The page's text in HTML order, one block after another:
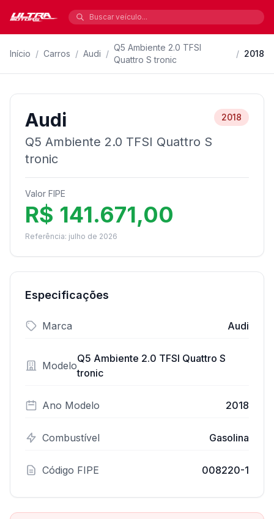
Início / Carros / Audi /
Q5 Ambiente 2.0 TFSI
Quattro S tronic
/ 2018
Audi
Q5 Ambiente 2.0 TFSI Quattro S
tronic
2018
Valor FIPE
R$ 141.671,00
Referência: julho de 2026
Especificações
Marca Audi
Modelo
Q5 Ambiente 2.0 TFSI Quattro S
tronic
Ano Modelo 2018
Combustível Gasolina
Código FIPE 008220-1